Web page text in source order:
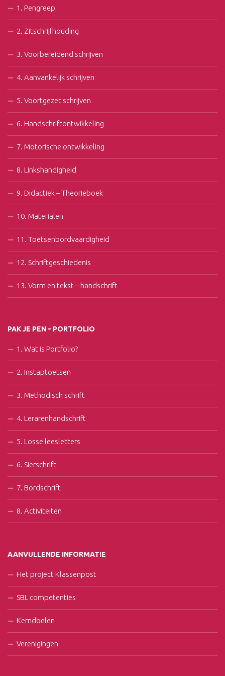
1. Pengreep
2. Zitschrijfhouding
3. Voorbereidend schrijven
4. Aanvankelijk schrijven
5. Voortgezet schrijven
6. Handschriftontwikkeling
7. Motorische ontwikkeling
8. Linkshandigheid
9. Didactiek – Theorieboek
10. Materialen
11. Toetsenbordvaardigheid
12. Schriftgeschiedenis
13. Vorm en tekst – handschrift
PAK JE PEN – PORTFOLIO
1. Wat is Portfolio?
2. Instaptoetsen
3. Methodisch schrift
4. Lerarenhandschrift
5. Losse leesletters
6. Sierschrift
7. Bordschrift
8. Activiteiten
AANVULLENDE INFORMATIE
Het project Klassenpost
SBL competenties
Kerndoelen
Verenigingen